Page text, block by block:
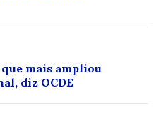
mais ampliou
diz OCDE